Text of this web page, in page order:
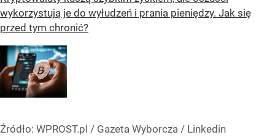
wykorzystują je do wyłudzeń i prania pieniędzy. Jak się
przed tym chronić?
Źródło: WPROST.pl / Gazeta Wyborcza / Linkedin